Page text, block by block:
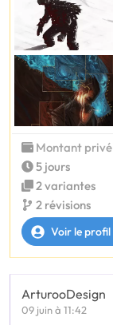
Montant privé
5 jours
2 variantes
2 révisions
Voir le profil
ArturooDesign
09 juin à 11:42